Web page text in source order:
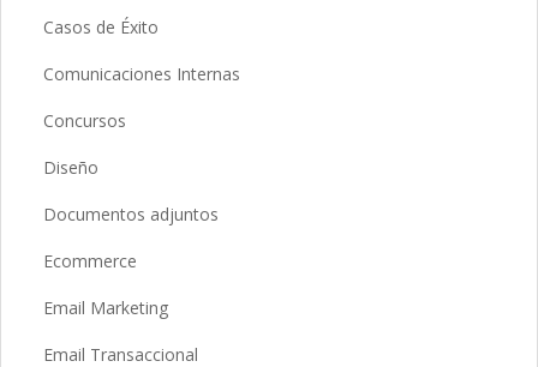
Casos de Éxito
Comunicaciones Internas
Concursos
Diseño
Documentos adjuntos
Ecommerce
Email Marketing
Email Transaccional